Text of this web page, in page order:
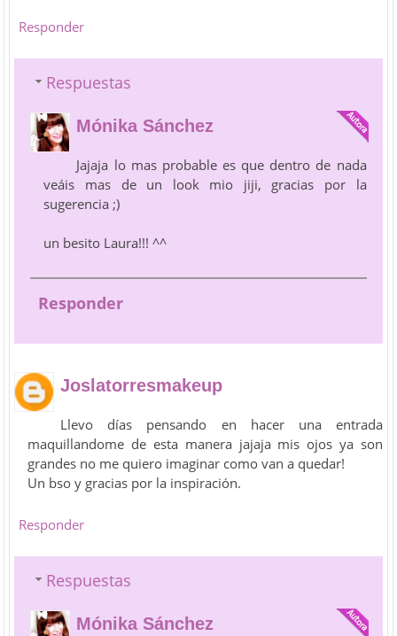
Responder
Respuestas
Mónika Sánchez
Jajaja lo mas probable es que dentro de nada
veáis mas de un look mio jiji, gracias por la
sugerencia ;)
un besito Laura!!! ^^
Responder
Joslatorresmakeup
Llevo días pensando en hacer una entrada
maquillandome de esta manera jajaja mis ojos ya son
grandes no me quiero imaginar como van a quedar!
Un bso y gracias por la inspiración.
Responder
Respuestas
Mónika Sánchez